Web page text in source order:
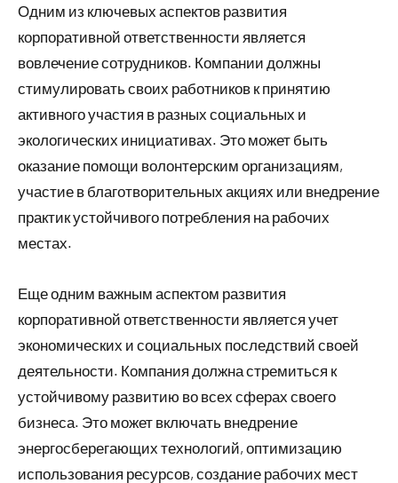
Одним из ключевых аспектов развития
корпоративной ответственности является
вовлечение сотрудников. Компании должны
стимулировать своих работников к принятию
активного участия в разных социальных и
экологических инициативах. Это может быть
оказание помощи волонтерским организациям,
участие в благотворительных акциях или внедрение
практик устойчивого потребления на рабочих
местах.
Еще одним важным аспектом развития
корпоративной ответственности является учет
экономических и социальных последствий своей
деятельности. Компания должна стремиться к
устойчивому развитию во всех сферах своего
бизнеса. Это может включать внедрение
энергосберегающих технологий, оптимизацию
использования ресурсов, создание рабочих мест